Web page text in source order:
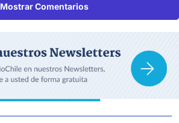
Mostrar Comentarios